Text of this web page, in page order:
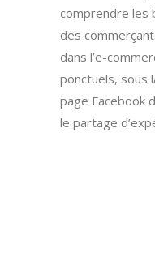
comprendre les
des
dans l’e-
ponctuels, sous
page Facebook
le partage